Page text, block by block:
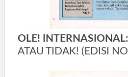
OLE! INTERNASIONAL:
ATAU TIDAK! (EDISI